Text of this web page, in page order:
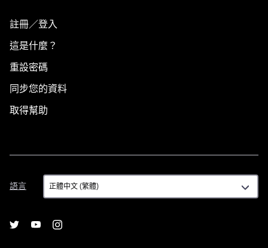
註冊／登入
這是什麼？
重設密碼
同步您的資料
取得幫助
語言
語
言